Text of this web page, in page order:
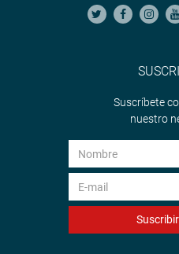
Suscríbete
nuestro